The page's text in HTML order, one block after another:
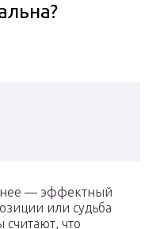
— эффектный
или судьба
считают, что